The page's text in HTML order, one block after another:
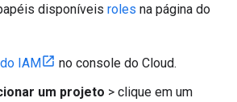
disponíveis roles na página do
IAM
no console do Cloud.
um projeto > clique em um